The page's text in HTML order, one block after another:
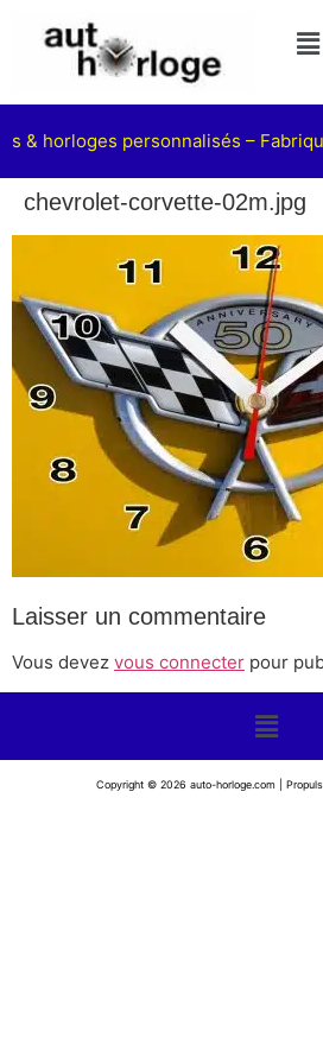
& horloges personnalisés –
chevrolet-corvette-02m.jpg
Laisser un commentaire
Vous devez vous connecter pour
Copyright © 2026 auto-horloge.com |